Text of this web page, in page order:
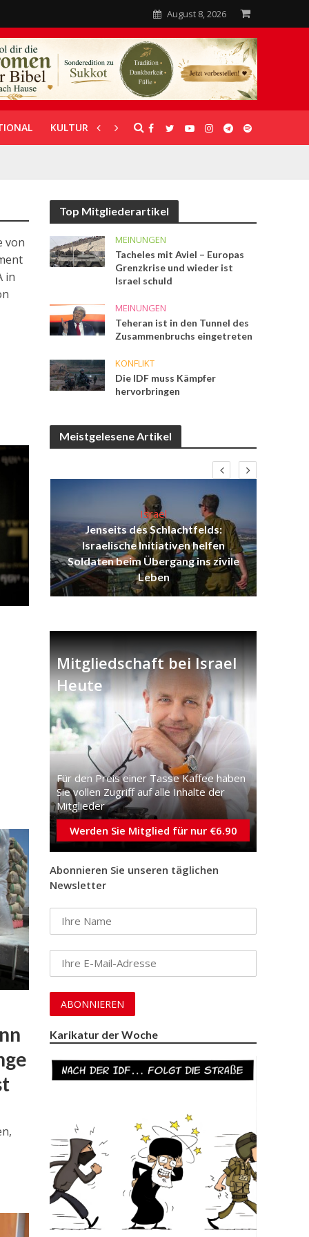
August 8, 2026
KULTUR UNTERSTÜTZUNG
von
in
Top Mitgliederartikel
MEINUNGEN
Tacheles mit Aviel – Europas
Grenzkrise und wieder ist
Israel schuld
MEINUNGEN
Teheran ist in den Tunnel des
Zusammenbruchs eingetreten
KONFLIKT
Die IDF muss Kämpfer
hervorbringen
Meistgelesene Artikel
Israel
Jenseits des Schlachtfelds:
Israelische Initiativen helfen
Soldaten beim Übergang ins zivile
Leben
Mitgliedschaft bei Israel
Heute
Für den Preis einer Tasse Kaffee haben
Sie vollen Zugriff auf alle Inhalte der
Mitglieder
Werden Sie Mitglied für nur €6.90
Abonnieren Sie unseren täglichen
Newsletter
Karikatur der Woche